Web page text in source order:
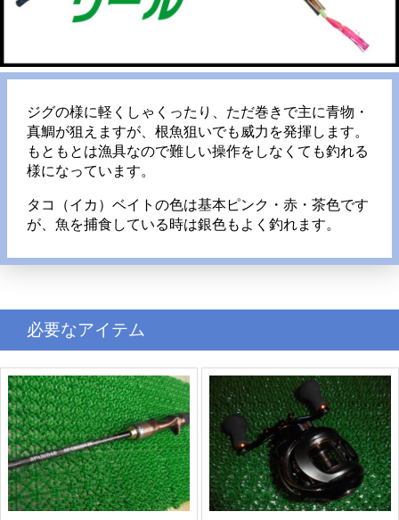
ジグの様に軽くしゃくったり、ただ巻きで主に青物・
真鯛が狙えますが、根魚狙いでも威力を発揮します。
もともとは漁具なので難しい操作をしなくても釣れる
様になっています。
タコ（イカ）ベイトの色は基本ピンク・赤・茶色です
が、魚を捕食している時は銀色もよく釣れます。
必要なアイテム